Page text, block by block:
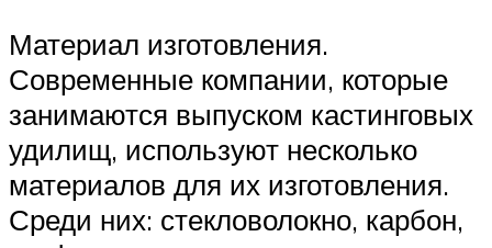
Материал изготовления.
Современные компании, которые
занимаются выпуском кастинговых
удилищ, используют несколько
материалов для их изготовления.
Среди них: стекловолокно, карбон,